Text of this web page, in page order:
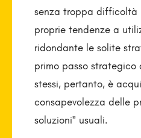
senza troppa difficoltà
proprie tendenze a
ridondante le solite
primo passo strategico
stessi, pertanto, è
consapevolezza delle
soluzioni” usuali.